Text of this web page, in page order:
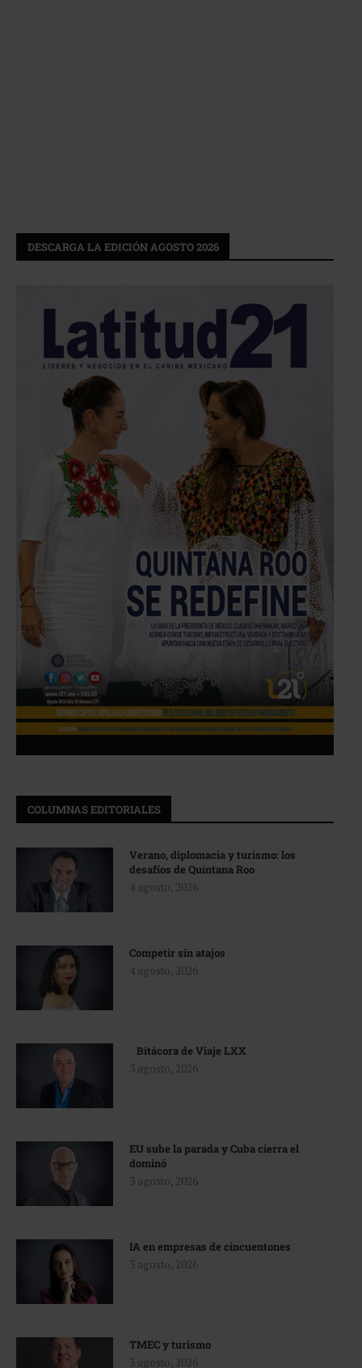
DESCARGA LA EDICIÓN AGOSTO 2026
COLUMNAS EDITORIALES
Verano, diplomacia y turismo: los
desafíos de Quintana Roo
4 agosto, 2026
Competir sin atajos
4 agosto, 2026
Bitácora de Viaje LXX
3 agosto, 2026
EU sube la parada y Cuba cierra el
dominó
3 agosto, 2026
IA en empresas de cincuentones
3 agosto, 2026
TMEC y turismo
3 agosto, 2026